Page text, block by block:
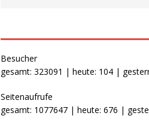
Besucher
gesamt: 323091 | heute: 104 |
Seitenaufrufe
gesamt: 1077647 | heute: 676 |